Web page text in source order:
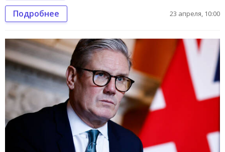
Подробнее 23 апреля, 10:00